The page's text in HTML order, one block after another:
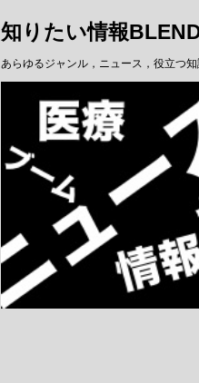
知りたい情報
あらゆるジャンル，ニュース，役立つ